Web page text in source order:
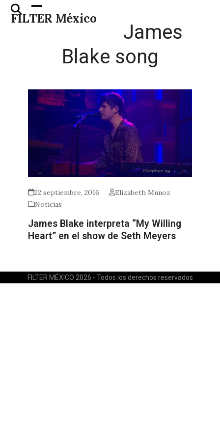
Skip
FILTER México
Open
mobile
Close
mobile
James
Blake song
22 septiembre, 2016
Elizabeth Munoz
Noticias
James Blake interpreta “My Willing
Heart” en el show de Seth Meyers
FILTER MÉXICO 2026 - Todos los derechos reservados